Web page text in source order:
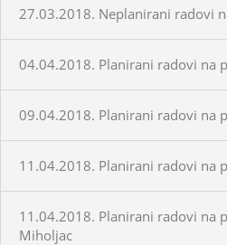
27.03.2018. Neplanirani radovi
04.04.2018. Planirani radovi na
09.04.2018. Planirani radovi na
11.04.2018. Planirani radovi na
11.04.2018. Planirani radovi na
Miholjac